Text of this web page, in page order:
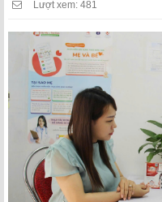
Lượt xem: 481